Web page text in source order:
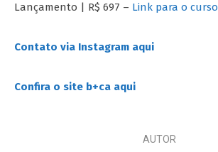
Lançamento | R$ 697 – Link para o curso
Contato via Instagram aqui
Confira o site b+ca aqui
AUTOR